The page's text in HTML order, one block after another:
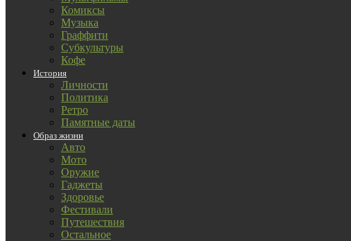
Комиксы
Музыка
Граффити
Субкультуры
Кофе
История
Личности
Политика
Ретро
Памятные даты
Образ жизни
Авто
Мото
Оружие
Гаджеты
Здоровье
Фестивали
Путешествия
Остальное